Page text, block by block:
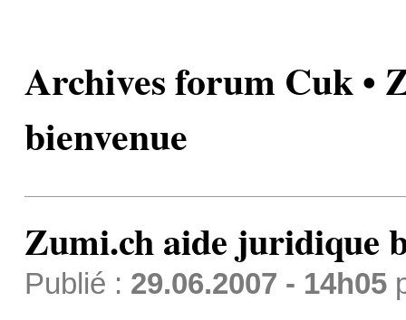
Archives forum Cuk •
bienvenue
Zumi.ch aide juridique
Publié : 29.06.2007 - 14h05